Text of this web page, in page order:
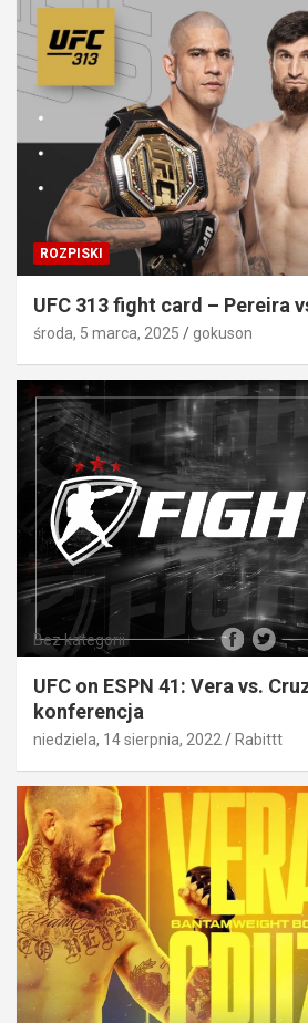
ROZPISKI
UFC 313 fight card – Pereira
środa, 5 marca, 2025 gokuson
Bez kategorii
UFC on ESPN 41: Vera vs.
konferencja
niedziela, 14 sierpnia, 2022 Rabittt